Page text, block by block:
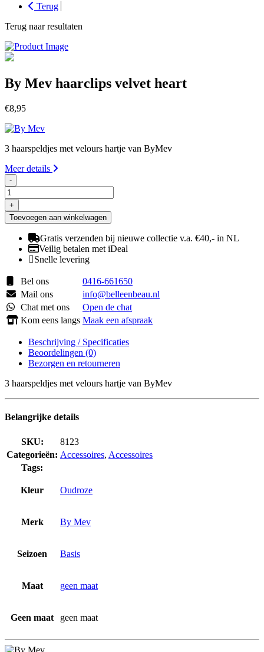
Terug
Terug naar resultaten
By Mev haarclips velvet heart
€8,95
3 haarspeldjes met velours hartje van ByMev
Meer details
-
By
Mev
haarclips
velvet
+
Toevoegen aan winkelwagen
Gratis verzenden bij nieuwe collectie v.a. €40,- in NL
Veilig betalen met iDeal
Snelle levering
Bel ons
0416-661650
Mail ons
info@belleenbeau.nl
Chat met ons
Open de chat
Kom eens langs Maak een afspraak
Beschrijving / Specificaties
Beoordelingen (0)
Bezorgen en retourneren
3 haarspeldjes met velours hartje van ByMev
Belangrijke details
SKU:
8123
Categorieën: Accessoires, Accessoires
Tags:
Kleur Oudroze
Merk By Mev
Seizoen Basis
Maat geen maat
Geen maat geen maat